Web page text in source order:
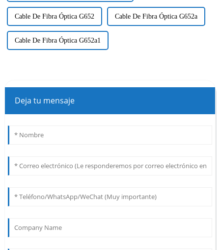
Cable De Fibra Óptica G652 Cable De Fibra Óptica G652a
Cable De Fibra Óptica G652a1
Deja tu mensaje